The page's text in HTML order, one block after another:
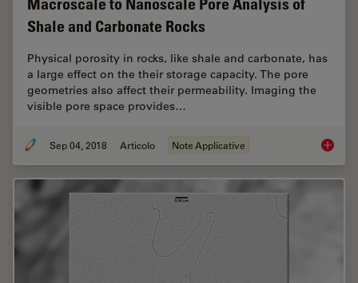
Macroscale to Nanoscale Pore Analysis of
Shale and Carbonate Rocks
Physical porosity in rocks, like shale and carbonate, has
a large effect on the their storage capacity. The pore
geometries also affect their permeability. Imaging the
visible pore space provides…
Sep 04, 2018 Articolo Note Applicative